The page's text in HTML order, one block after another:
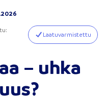
:
Laatuvarmistettu
– uhka